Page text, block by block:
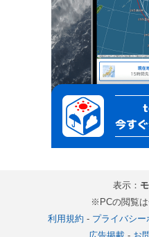
表示：
※PCの閲覧
利用規約 - プライバシー